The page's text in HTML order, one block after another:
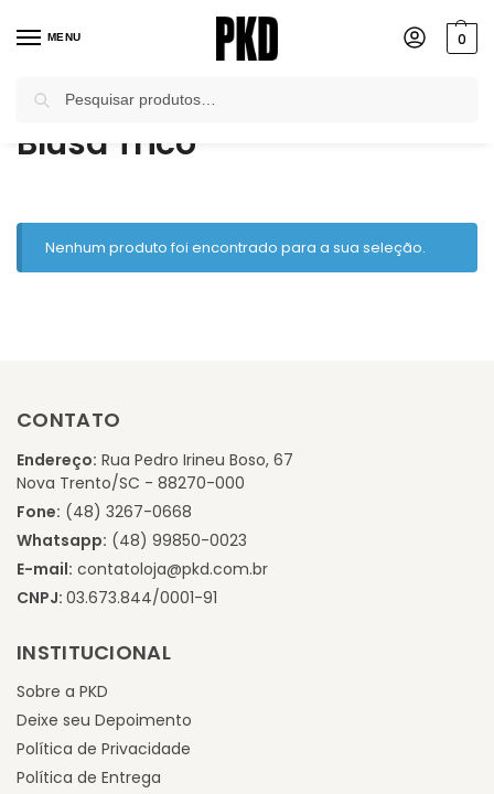
MENU 0
Início / Produtos marcados com a tag “Blusa Tricô”
Blusa Tricô
Nenhum produto foi encontrado para a sua seleção.
CONTATO
Endereço: Rua Pedro Irineu Boso, 67
Nova Trento/SC - 88270-000
Fone: (48) 3267-0668
Whatsapp: (48) 99850-0023
E-mail: contatoloja@pkd.com.br
CNPJ: 03.673.844/0001-91
INSTITUCIONAL
Sobre a PKD
Deixe seu Depoimento
Política de Privacidade
Política de Entrega